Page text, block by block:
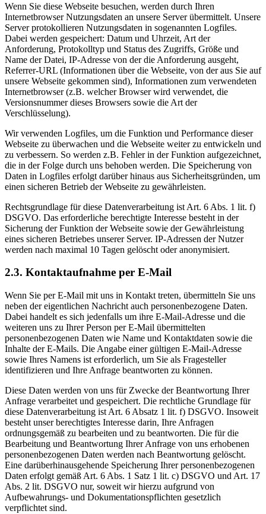
Wenn Sie diese Webseite besuchen, werden durch Ihren
Internetbrowser Nutzungsdaten an unsere Server übermittelt. Unsere
Server protokollieren Nutzungsdaten in sogenannten Logfiles.
Dabei werden gespeichert: Datum und Uhrzeit, Art der
Anforderung, Protokolltyp und Status des Zugriffs, Größe und
Name der Datei, IP-Adresse von der die Anforderung ausgeht,
Referrer-URL (Informationen über die Webseite, von der aus Sie auf
unsere Webseite gekommen sind), Informationen zum verwendeten
Internetbrowser (z.B. welcher Browser wird verwendet, die
Versionsnummer dieses Browsers sowie die Art der
Verschlüsselung).
Wir verwenden Logfiles, um die Funktion und Performance dieser
Webseite zu überwachen und die Webseite weiter zu entwickeln und
zu verbessern. So werden z.B. Fehler in der Funktion aufgezeichnet,
die in der Folge durch uns behoben werden. Die Speicherung von
Daten in Logfiles erfolgt darüber hinaus aus Sicherheitsgründen, um
einen sicheren Betrieb der Webseite zu gewährleisten.
Rechtsgrundlage für diese Datenverarbeitung ist Art. 6 Abs. 1 lit. f)
DSGVO. Das erforderliche berechtigte Interesse besteht in der
Sicherung der Funktion der Webseite sowie der Gewährleistung
eines sicheren Betriebes unserer Server. IP-Adressen der Nutzer
werden nach maximal 10 Tagen gelöscht oder anonymisiert.
2.3. Kontaktaufnahme per E-Mail
Wenn Sie per E-Mail mit uns in Kontakt treten, übermitteln Sie uns
neben der eigentlichen Nachricht auch personenbezogene Daten.
Dabei handelt es sich jedenfalls um ihre E-Mail-Adresse und die
weiteren uns zu Ihrer Person per E-Mail übermittelten
personenbezogenen Daten wie Name und Kontaktdaten sowie die
Inhalte der E-Mails. Die Angabe einer gültigen E-Mail-Adresse
sowie Ihres Namens ist erforderlich, um Sie als Fragesteller
identifizieren und Ihre Anfrage beantworten zu können.
Diese Daten werden von uns für Zwecke der Beantwortung Ihrer
Anfrage verarbeitet und gespeichert. Die rechtliche Grundlage für
diese Datenverarbeitung ist Art. 6 Absatz 1 lit. f) DSGVO. Insoweit
besteht unser berechtigtes Interesse darin, Ihre Anfragen
ordnungsgemäß zu bearbeiten und zu beantworten. Die für die
Bearbeitung und Beantwortung Ihrer Anfrage von uns erhobenen
personenbezogenen Daten werden nach Beantwortung gelöscht.
Eine darüberhinausgehende Speicherung Ihrer personenbezogenen
Daten erfolgt gemäß Art. 6 Abs. 1 Satz 1 lit. c) DSGVO und Art. 17
Abs. 2 lit. DSGVO nur, soweit wir hierzu aufgrund von
Aufbewahrungs- und Dokumentationspflichten gesetzlich
verpflichtet sind.